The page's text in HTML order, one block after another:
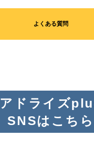
よくある質問
アドライズ
SNSはこちら